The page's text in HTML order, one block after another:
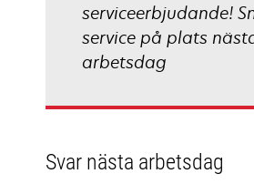
serviceerbjudande!
service på plats
arbetsdag
Svar nästa arbetsdag